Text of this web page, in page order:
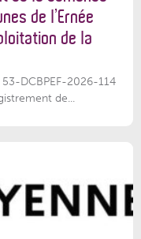
de l’Ernée
de la
DCBPEF-2026-114
de...